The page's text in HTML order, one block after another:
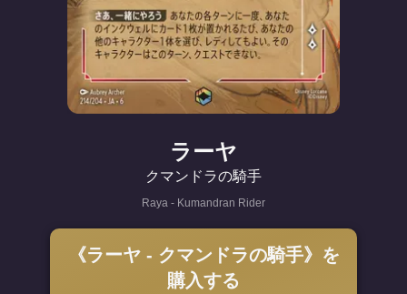
ラーヤ
クマンドラの騎手
Raya - Kumandran Rider
《ラーヤ - クマンドラの騎手》を
購入する